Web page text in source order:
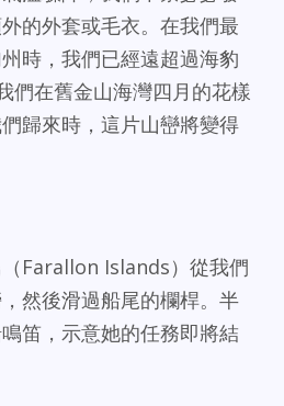
的外套或毛衣。在我們最
時，我們已經遠超過海豹
們在舊金山海灣四月的花樣
歸來時，這片山巒將變得
Farallon Islands）從我們
然後滑過船尾的欄桿。半
笛，示意她的任務即將結